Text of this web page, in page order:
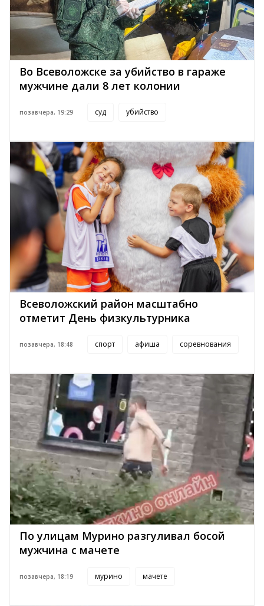
Во Всеволожске за убийство в гараже
мужчине дали 8 лет колонии
позавчера, 19:29 суд убийство
Всеволожский район масштабно
отметит День физкультурника
позавчера, 18:48 спорт афиша соревнования
По улицам Мурино разгуливал босой
мужчина с мачете
позавчера, 18:19 мурино мачете